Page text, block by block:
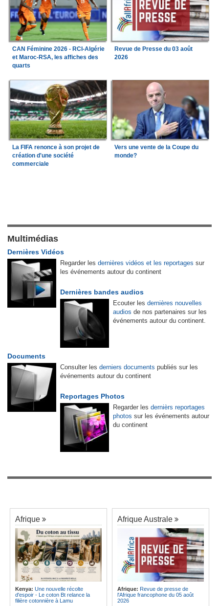
CAN Féminine 2026 - RCI-Algérie
et Maroc-RSA, les affiches des
quarts
Revue de Presse du 03 août
2026
La FIFA renonce à son projet de
création d'une société
commerciale
Vers une vente de la Coupe du
monde?
Multimédias
Dernières Vidéos
Regarder les dernières vidéos et les reportages sur
les événements autour du continent
Dernières bandes audios
Ecouter les dernières nouvelles
audios de nos partenaires sur les
événements autour du continent.
Documents
Consulter les derniers documents publiés sur les
événements autour du continent
Reportages Photos
Regarder les dernièrs reportages
photos sur les événements autour
du continent
Afrique
Kenya: Une nouvelle récolte
d'espoir - Le coton Bt relance la
filière cotonnière à Lamu
Afrique Australe
Afrique: Revue de presse de
l'Afrique francophone du 05 août
2026